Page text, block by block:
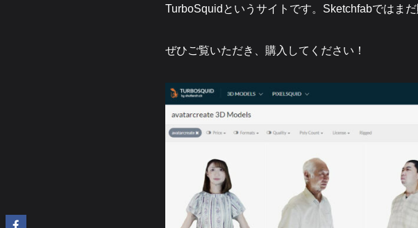
TurboSquidというサイトです。Sketchfabではま
ぜひご覧いただき、購入してください！